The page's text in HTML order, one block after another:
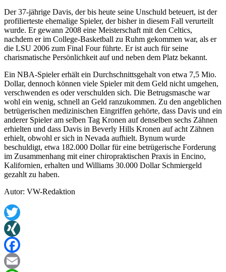
Der 37-jährige Davis, der bis heute seine Unschuld beteuert, ist der
profilierteste ehemalige Spieler, der bisher in diesem Fall verurteilt
wurde. Er gewann 2008 eine Meisterschaft mit den Celtics,
nachdem er im College-Basketball zu Ruhm gekommen war, als er
die LSU 2006 zum Final Four führte. Er ist auch für seine
charismatische Persönlichkeit auf und neben dem Platz bekannt.
Ein NBA-Spieler erhält ein Durchschnittsgehalt von etwa 7,5 Mio.
Dollar, dennoch können viele Spieler mit dem Geld nicht umgehen,
verschwenden es oder verschulden sich. Die Betrugsmasche war
wohl ein wenig, schnell an Geld ranzukommen. Zu den angeblichen
betrügerischen medizinischen Eingriffen gehörte, dass Davis und ein
anderer Spieler am selben Tag Kronen auf denselben sechs Zähnen
erhielten und dass Davis in Beverly Hills Kronen auf acht Zähnen
erhielt, obwohl er sich in Nevada aufhielt. Bynum wurde
beschuldigt, etwa 182.000 Dollar für eine betrügerische Forderung
im Zusammenhang mit einer chiropraktischen Praxis in Encino,
Kalifornien, erhalten und Williams 30.000 Dollar Schmiergeld
gezahlt zu haben.
Autor: VW-Redaktion
Twitter
XING
Facebook